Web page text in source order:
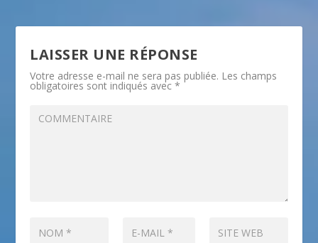
LAISSER UNE RÉPONSE
Votre adresse e-mail ne sera pas publiée. Les champs
obligatoires sont indiqués avec*